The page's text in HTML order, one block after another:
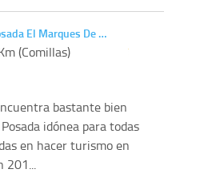
El Marques De …
(Comillas)
bastante bien
idónea para todas
en hacer turismo en
201...